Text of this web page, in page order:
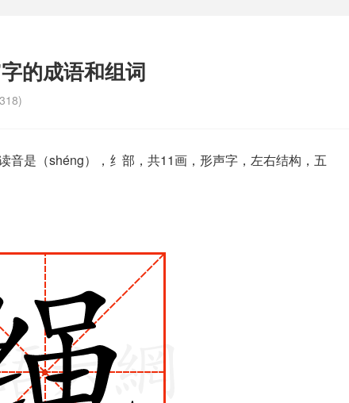
的成语和组词
音是（shéng），纟部，共11画，形声字，左右结构，五